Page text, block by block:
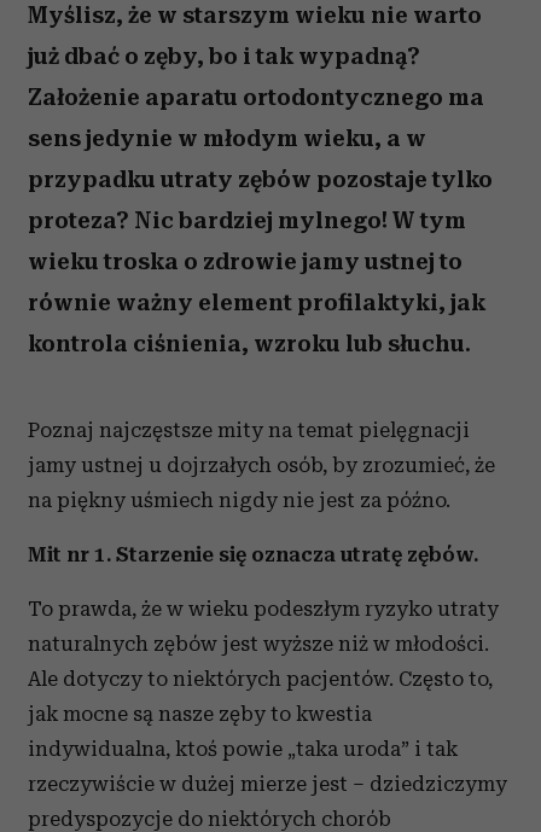
Myślisz, że w starszym wieku nie warto
już dbać o zęby, bo i tak wypadną?
Założenie aparatu ortodontycznego ma
sens jedynie w młodym wieku, a w
przypadku utraty zębów pozostaje tylko
proteza? Nic bardziej mylnego! W tym
wieku troska o zdrowie jamy ustnej to
równie ważny element profilaktyki, jak
kontrola ciśnienia, wzroku lub słuchu.
Poznaj najczęstsze mity na temat pielęgnacji
jamy ustnej u dojrzałych osób, by zrozumieć, że
na piękny uśmiech nigdy nie jest za późno.
Mit nr 1. Starzenie się oznacza utratę zębów.
To prawda, że w wieku podeszłym ryzyko utraty
naturalnych zębów jest wyższe niż w młodości.
Ale dotyczy to niektórych pacjentów. Często to,
jak mocne są nasze zęby to kwestia
indywidualna, ktoś powie „taka uroda” i tak
rzeczywiście w dużej mierze jest – dziedziczymy
predyspozycje do niektórych chorób